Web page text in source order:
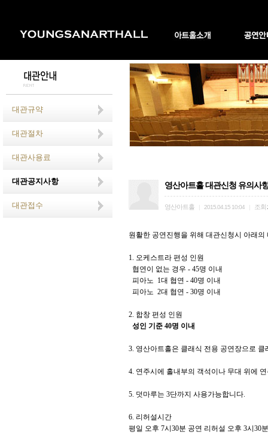
대관규약
대관절차
대관사용료
대관공지사항
대관접수
영산아트홀 대관신청 유의사
영산아트홀 2015.04.15 10:04 조회
원활한 공연진행을 위해 대관신청시 아래
1. 오케스트라 편성 인원
협연이 없는 경우 - 45명 이내
피아노 1대 협연 - 40명 이내
피아노 2대 협연 - 30명 이내
2. 합창 편성 인원
성인 기준 40명 이내
3. 영산아트홀은 클래식 전용 공연장으로
4. 연주시에 홀내부의 객석이나 무대 위에
5. 덧마루는 3단까지 사용가능합니다.
6. 리허설시간
평일 오후 7시30분 공연 리허설 오후 3시30